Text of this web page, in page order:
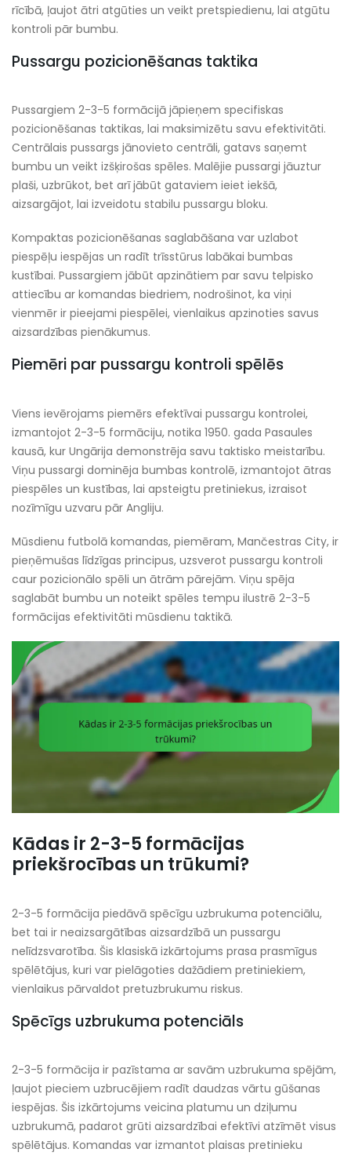
rīcībā, ļaujot ātri atgūties un veikt pretspiedienu, lai atgūtu
kontroli pār bumbu.
Pussargu pozicionēšanas taktika
Pussargiem 2-3-5 formācijā jāpieņem specifiskas
pozicionēšanas taktikas, lai maksimizētu savu efektivitāti.
Centrālais pussargs jānovieto centrāli, gatavs saņemt
bumbu un veikt izšķirošas spēles. Malējie pussargi jāuztur
plaši, uzbrūkot, bet arī jābūt gataviem ieiet iekšā,
aizsargājot, lai izveidotu stabilu pussargu bloku.
Kompaktas pozicionēšanas saglabāšana var uzlabot
piespēļu iespējas un radīt trīsstūrus labākai bumbas
kustībai. Pussargiem jābūt apzinātiem par savu telpisko
attiecību ar komandas biedriem, nodrošinot, ka viņi
vienmēr ir pieejami piespēlei, vienlaikus apzinoties savus
aizsardzības pienākumus.
Piemēri par pussargu kontroli spēlēs
Viens ievērojams piemērs efektīvai pussargu kontrolei,
izmantojot 2-3-5 formāciju, notika 1950. gada Pasaules
kausā, kur Ungārija demonstrēja savu taktisko meistarību.
Viņu pussargi dominēja bumbas kontrolē, izmantojot ātras
piespēles un kustības, lai apsteigtu pretiniekus, izraisot
nozīmīgu uzvaru pār Angliju.
Mūsdienu futbolā komandas, piemēram, Mančestras City, ir
pieņēmušas līdzīgas principus, uzsverot pussargu kontroli
caur pozicionālo spēli un ātrām pārejām. Viņu spēja
saglabāt bumbu un noteikt spēles tempu ilustrē 2-3-5
formācijas efektivitāti mūsdienu taktikā.
Kādas ir 2-3-5 formācijas
priekšrocības un trūkumi?
2-3-5 formācija piedāvā spēcīgu uzbrukuma potenciālu,
bet tai ir neaizsargātības aizsardzībā un pussargu
nelīdzsvarotība. Šis klasiskā izkārtojums prasa prasmīgus
spēlētājus, kuri var pielāgoties dažādiem pretiniekiem,
vienlaikus pārvaldot pretuzbrukumu riskus.
Spēcīgs uzbrukuma potenciāls
2-3-5 formācija ir pazīstama ar savām uzbrukuma spējām,
ļaujot pieciem uzbrucējiem radīt daudzas vārtu gūšanas
iespējas. Šis izkārtojums veicina platumu un dziļumu
uzbrukumā, padarot grūti aizsardzībai efektīvi atzīmēt visus
spēlētājus. Komandas var izmantot plaisas pretinieku